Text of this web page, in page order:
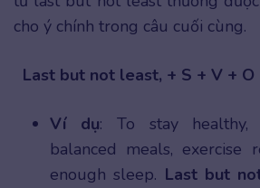
cho ý chính trong câu cuối cùng.
Last but not least, + S + V + O
Ví dụ: To stay
balanced meals, exercise
enough sleep. Last but